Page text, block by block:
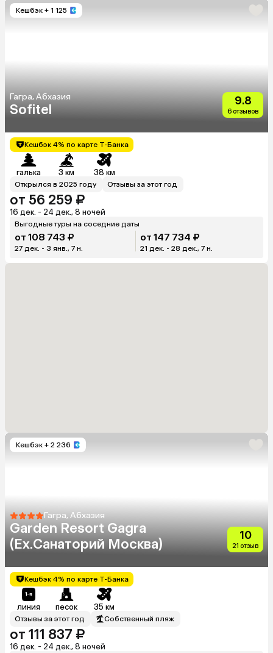
Кешбэк + 1 125
Гагра, Абхазия
Sofitel
9.8
6 отзывов
Кешбэк 4% по карте Т-Банка
галька 3 км 38 км
Открылся в 2025 году Отзывы за этот год
от 56 259 ₽
16 дек. - 24 дек., 8 ночей
Выгодные туры на соседние даты
от 108 743 ₽
27 дек. - 3 янв., 7 н.
от 147 734 ₽
21 дек. - 28 дек., 7 н.
Кешбэк + 2 236
Гагра, Абхазия
Garden Resort Gagra
(Ex.Санаторий Москва)
10
21 отзыв
Кешбэк 4% по карте Т-Банка
линия песок 35 км
Отзывы за этот год Собственный пляж
от 111 837 ₽
16 дек. - 24 дек., 8 ночей